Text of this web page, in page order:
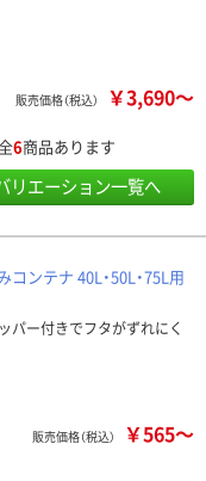
販売価格（税込） ￥3,690～
6商品あります
リエーション一覧へ
ンテナ 40L・50L・75L用
パー付きでフタがずれにく
販売価格（税込） ￥565～